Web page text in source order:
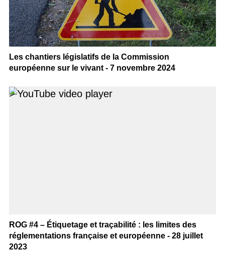
Les chantiers législatifs de la Commission
européenne sur le vivant - 7 novembre 2024
>
ROG #4 – Étiquetage et traçabilité : les limites des
réglementations française et européenne - 28 juillet
2023